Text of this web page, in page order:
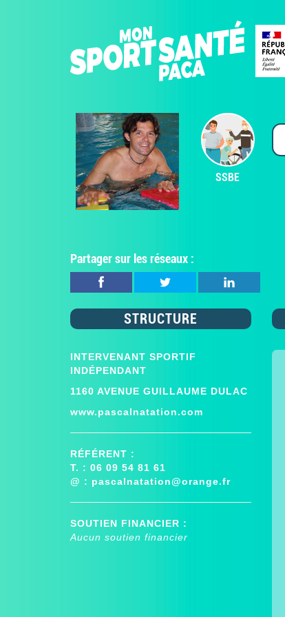
SSBE
Partager sur les réseaux :
STRUCTURE
INTERVENANT SPORTIF
INDÉPENDANT
1160 AVENUE GUILLAUME DULAC
www.pascalnatation.com
RÉFÉRENT :
T. : 06 09 54 81 61
@ : pascalnatation@orange.fr
SOUTIEN FINANCIER :
Aucun soutien financier